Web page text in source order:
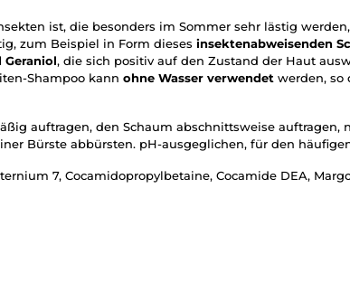
ist, die besonders im Sommer sehr lästig
zum Beispiel in Form dieses insektenabweisenden
Geraniol, die sich positiv auf den Zustand der Haut
Shampoo kann ohne Wasser verwendet werden, so
auftragen, den Schaum abschnittsweise
Bürste abbürsten. pH-ausgeglichen, für den
7, Cocamidopropylbetaine, Cocamide DEA,